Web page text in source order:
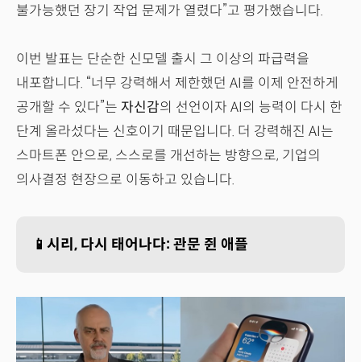
불가능했던 장기 작업 문제가 열렸다”고 평가했습니다.
이번 발표는 단순한 신모델 출시 그 이상의 파급력을
내포합니다. “너무 강력해서 제한했던 AI를 이제 안전하게
공개할 수 있다”는 자신감의 선언이자 AI의 능력이 다시 한
단계 올라섰다는 신호이기 때문입니다. 더 강력해진 AI는
스마트폰 안으로, 스스로를 개선하는 방향으로, 기업의
의사결정 현장으로 이동하고 있습니다.
📱시리, 다시 태어나다: 관문 쥔 애플